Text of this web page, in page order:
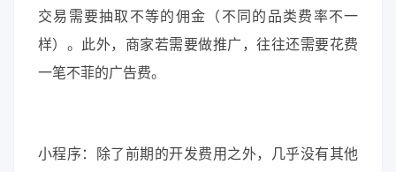
交易需要抽取不等的佣金（不同的品类费率不一
样）。此外，商家若需要做推广，往往还需要花费
一笔不菲的广告费。
小程序：除了前期的开发费用之外，几乎没有其他